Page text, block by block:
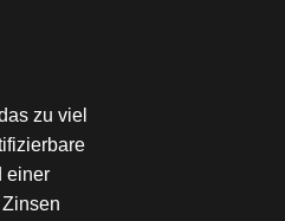
zu viel
einer